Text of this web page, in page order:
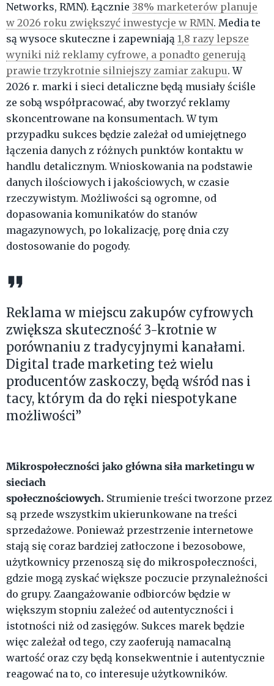
Networks, RMN). Łącznie 38% marketerów planuje
w 2026 roku zwiększyć inwestycje w RMN. Media te
są wysoce skuteczne i zapewniają 1,8 razy lepsze
wyniki niż reklamy cyfrowe, a ponadto generują
prawie trzykrotnie silniejszy zamiar zakupu. W
2026 r. marki i sieci detaliczne będą musiały ściśle
ze sobą współpracować, aby tworzyć reklamy
skoncentrowane na konsumentach. W tym
przypadku sukces będzie zależał od umiejętnego
łączenia danych z różnych punktów kontaktu w
handlu detalicznym. Wnioskowania na podstawie
danych ilościowych i jakościowych, w czasie
rzeczywistym. Możliwości są ogromne, od
dopasowania komunikatów do stanów
magazynowych, po lokalizację, porę dnia czy
dostosowanie do pogody.
Reklama w miejscu zakupów cyfrowych
zwiększa skuteczność 3-krotnie w
porównaniu z tradycyjnymi kanałami.
Digital trade marketing też wielu
producentów zaskoczy, będą wśród nas i
tacy, którym da do ręki niespotykane
możliwości”
Mikrospołeczności jako główna siła marketingu w
sieciach
społecznościowych. Strumienie treści tworzone przez
są przede wszystkim ukierunkowane na treści
sprzedażowe. Ponieważ przestrzenie internetowe
stają się coraz bardziej zatłoczone i bezosobowe,
użytkownicy przenoszą się do mikrospołeczności,
gdzie mogą zyskać większe poczucie przynależności
do grupy. Zaangażowanie odbiorców będzie w
większym stopniu zależeć od autentyczności i
istotności niż od zasięgów. Sukces marek będzie
więc zależał od tego, czy zaoferują namacalną
wartość oraz czy będą konsekwentnie i autentycznie
reagować na to, co interesuje użytkowników.